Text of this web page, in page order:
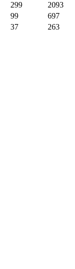
299
2093
99
697
37 263